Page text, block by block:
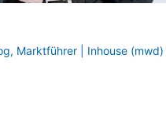
Marktführer | Inhouse (mwd)